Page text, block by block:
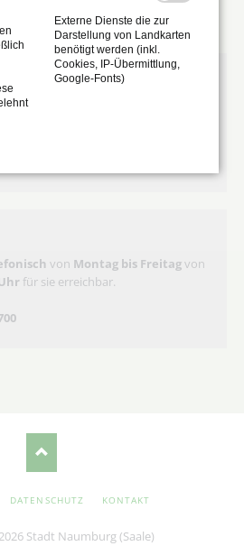
von Montag bis Freitagvon
für sie erreichbar.
DATENSCHUTZ KONTAKT
Stadt Naumburg (Saale)
Externe Dienste die zur
Darstellung von Landkarten
benötigt werden (inkl.
Cookies, IP-Übermittlung,
Google-Fonts)